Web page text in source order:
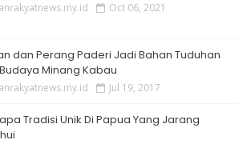
Oct 06, 2021
dan Perang Paderi Jadi Bahan Tuduhan
Minang Kabau
Jul 19, 2017
Tradisi Unik Di Papua Yang Jarang